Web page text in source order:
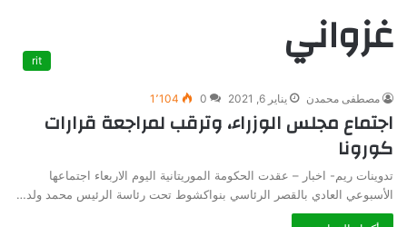
غزواني
مصطفى محمدن يناير 6, 2021 0 1٬104
اجتماع مجلس الوزراء، وترقب لمراجعة قرارات
كورونا
تدوينات ريم- اخبار – عقدت الحكومة الموريتانية اليوم الاربعاء اجتماعها
الأسبوعي العادي بالقصر الرئاسي بنواكشوط تحت رئاسة الرئيس محمد ولد…